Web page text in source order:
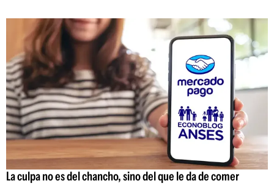
La culpa no es del chancho, sino del que le da de comer